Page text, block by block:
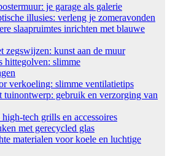
je garage als galerie
illusies: verleng je zomeravonden
slaapruimtes inrichten met blauwe
zegswijzen: kunst aan de muur
hittegolven: slimme
verkoeling: slimme ventilatietips
tuinontwerp: gebruik en verzorging van
tech grills en accessoires
met gerecycled glas
materialen voor koele en luchtige